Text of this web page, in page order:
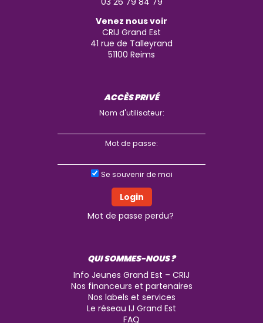
Venez nous voir
CRIJ Grand Est
41 rue de Talleyrand
51100 Reims
ACCÈS PRIVÉ
Nom d'utilisateur:
Mot de passe:
Se souvenir de moi
Mot de passe perdu?
QUI SOMMES-NOUS ?
Info Jeunes Grand Est – CRIJ
Nos financeurs et partenaires
Nos labels et services
Le réseau IJ Grand Est
FAQ